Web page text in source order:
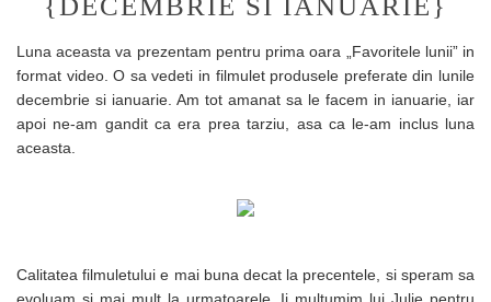
Luna aceasta va prezentam pentru prima oara „Favoritele lunii” in
format video. O sa vedeti in filmulet produsele preferate din lunile
decembrie si ianuarie. Am tot amanat sa le facem in ianuarie, iar
apoi ne-am gandit ca era prea tarziu, asa ca le-am inclus luna
aceasta.
Calitatea filmuletului e mai buna decat la precentele, si speram sa